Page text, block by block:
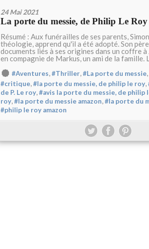
24 Mai 2021
La porte du messie, de Philip Le Roy
Résumé : Aux funérailles de ses parents,
théologie, apprend qu'il a été adopté. Son
documents liés à ses origines dans un coffre à
en compagnie de Markus, un ami de la famille.
#Aventures,#Thriller,#La porte du messie,
#critique,#la porte du messie, de philip le roy,
de P. Le roy,#avis la porte du messie, de philip
roy,#la porte du messie amazon,#la porte du
#philip le roy amazon